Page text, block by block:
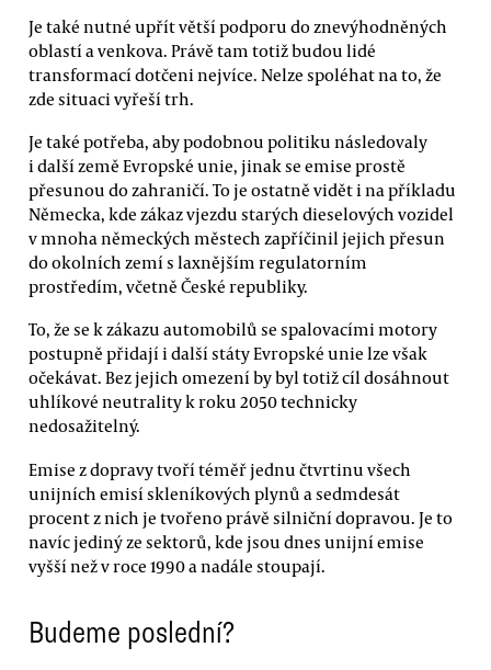
Je také nutné upřít větší podporu do znevýhodněných
oblastí a venkova. Právě tam totiž budou lidé
transformací dotčeni nejvíce. Nelze spoléhat na to, že
zde situaci vyřeší trh.
Je také potřeba, aby podobnou politiku následovaly
i další země Evropské unie, jinak se emise prostě
přesunou do zahraničí. To je ostatně vidět i na příkladu
Německa, kde zákaz vjezdu starých dieselových vozidel
v mnoha německých městech zapříčinil jejich přesun
do okolních zemí s laxnějším regulatorním
prostředím, včetně České republiky.
To, že se k zákazu automobilů se spalovacími motory
postupně přidají i další státy Evropské unie lze však
očekávat. Bez jejich omezení by byl totiž cíl dosáhnout
uhlíkové neutrality k roku 2050 technicky
nedosažitelný.
Emise z dopravy tvoří téměř jednu čtvrtinu všech
unijních emisí skleníkových plynů a sedmdesát
procent z nich je tvořeno právě silniční dopravou. Je to
navíc jediný ze sektorů, kde jsou dnes unijní emise
vyšší než v roce 1990 a nadále stoupají.
Budeme poslední?